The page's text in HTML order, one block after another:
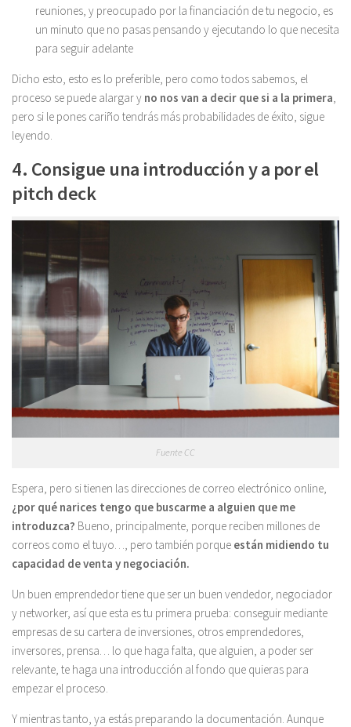
reuniones, y preocupado por la financiación de tu negocio, es
un minuto que no pasas pensando y ejecutando lo que necesita
para seguir adelante
Dicho esto, esto es lo preferible, pero como todos sabemos, el
proceso se puede alargar y no nos van a decir que si a la primera,
pero si le pones cariño tendrás más probabilidades de éxito, sigue
leyendo.
4. Consigue una introducción y a por el
pitch deck
Fuente CC
Espera, pero si tienen las direcciones de correo electrónico online,
¿por qué narices tengo que buscarme a alguien que me
introduzca? Bueno, principalmente, porque reciben millones de
correos como el tuyo…, pero también porque están midiendo tu
capacidad de venta y negociación.
Un buen emprendedor tiene que ser un buen vendedor, negociador
y networker, así que esta es tu primera prueba: conseguir mediante
empresas de su cartera de inversiones, otros emprendedores,
inversores, prensa… lo que haga falta, que alguien, a poder ser
relevante, te haga una introducción al fondo que quieras para
empezar el proceso.
Y mientras tanto, ya estás preparando la documentación. Aunque